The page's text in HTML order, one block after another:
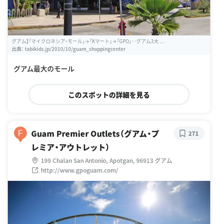
グアム】「マイクロネシア・モール」→「Kマート」→「GPO」…グアム3大 ...
出典： tabikids.jp/2010/10/guam_shoppingcenter
グアム最大のモール
このスポットの詳細を見る
F
Guam Premier Outlets（グアム・プ
レミア・アウトレット）
199 Chalan San Antonio, Apotgan, 96913 グアム
http://www.gpoguam.com/
271